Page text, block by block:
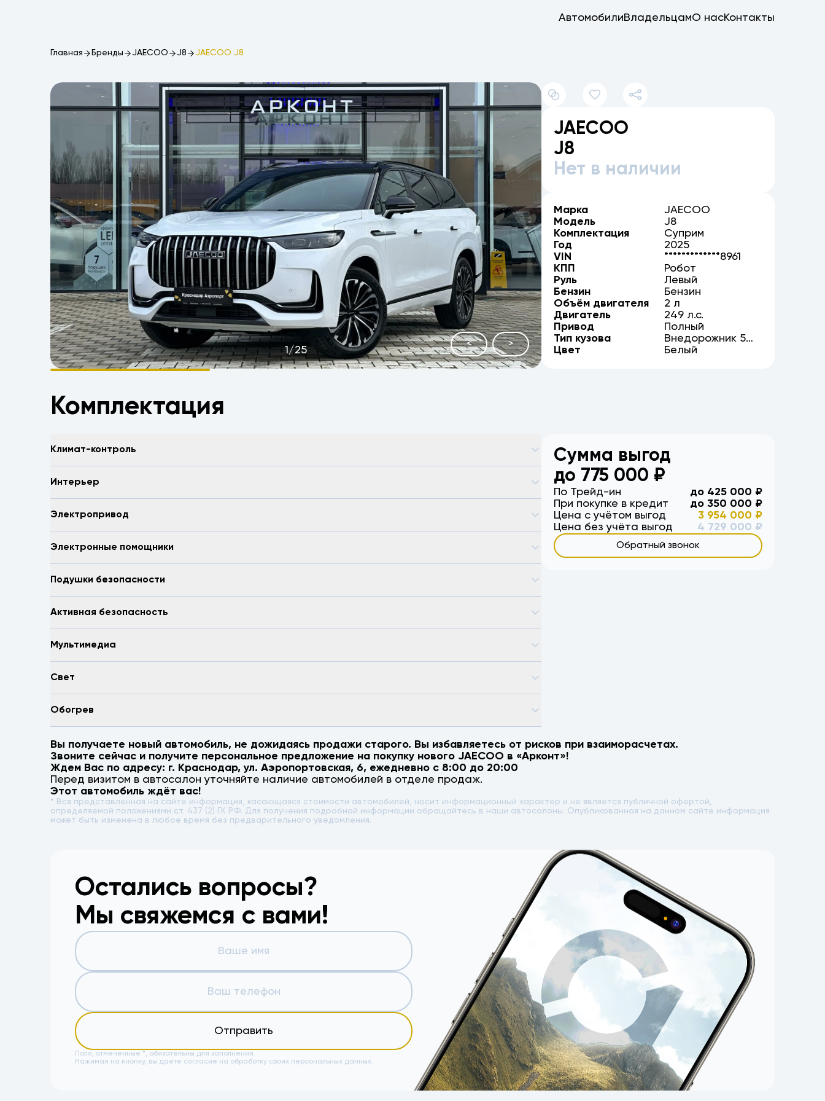
АвтомобилиВладельцамО насКонтакты
Главная Бренды JAECOO J8 JAECOO J8
< >
1/25
JAECOO
J8
Нет в наличии
Марка
JAECOO
Модель
J8
Комплектация
Суприм
Год
2025
VIN
*************8961
КПП
Робот
Руль
Левый
Бензин
Бензин
Объём двигателя
2 л
Двигатель
249 л.с.
Привод
Полный
Тип кузова
Внедорожник 5
дв.
Цвет Белый
Комплектация
Климат-контроль
Интерьер
Электропривод
Электронные помощники
Подушки безопасности
Активная безопасность
Мультимедиа
Свет
Обогрев
Сумма выгод
до 775 000 ₽
По Трейд-ин до 425 000 ₽
При покупке в кредит
до 350 000 ₽
Цена с учётом выгод
3 954 000 ₽
Цена без учёта выгод
4 729 000 ₽
Обратный звонок
Вы получаете новый автомобиль, не дожидаясь продажи старого. Вы избавляетесь от рисков при взаиморасчетах.
Звоните сейчас и получите персональное предложение на покупку нового JAECOO в «Арконт»!
Ждем Вас по адресу: г. Краснодар,ул. Аэропортовская, 6, ежедневно с 8:00 до 20:00
Перед визитом в автосалон уточняйте наличие автомобилей в отделе продаж.
Этот автомобиль ждёт вас!
* Вся представленная на сайте информация, касающаяся стоимости автомобилей, носит информационный характер и не является публичной офертой,
определяемой положениями ст. 437 (2) ГК РФ. Для получения подробной информации обращайтесь в наши автосалоны. Опубликованная на данном сайте информация
может быть изменена в любое время без предварительного уведомления.
Остались вопросы?
Мы свяжемся с вами!
Отправить
Поля, отмеченные *, обязательны для заполнения.
Нажимая на кнопку, вы даёте согласие на обработку своих персональных данных.